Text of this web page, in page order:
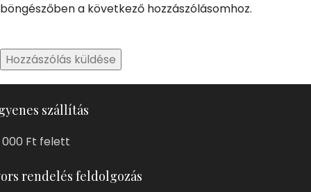
böngészőben a következő hozzászólásomhoz.
szállítás
000 Ft felett
rendelés feldolgozás